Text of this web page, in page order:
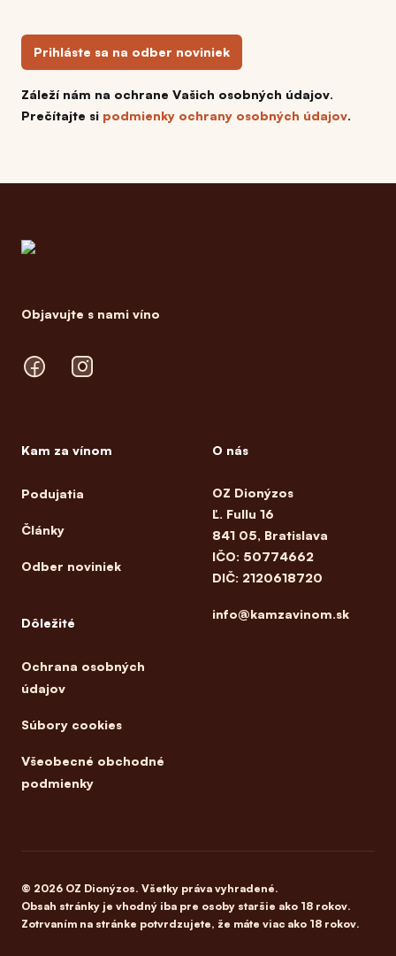
Prihláste sa na odber noviniek
Záleží nám na ochrane Vašich osobných údajov.
Prečítajte si podmienky ochrany osobných údajov.
Objavujte s nami víno
FacebookInstagram
Kam za vínom
Podujatia
Články
Odber noviniek
Dôležité
Ochrana osobných
údajov
Súbory cookies
Všeobecné obchodné
podmienky
O nás
OZ Dionýzos
Ľ. Fullu 16
841 05, Bratislava
IČO: 50774662
DIČ: 2120618720
info@kamzavinom.sk
© 2026 OZ Dionýzos. Všetky práva vyhradené.
Obsah stránky je vhodný iba pre osoby staršie ako 18 rokov.
Zotrvaním na stránke potvrdzujete, že máte viac ako 18 rokov.